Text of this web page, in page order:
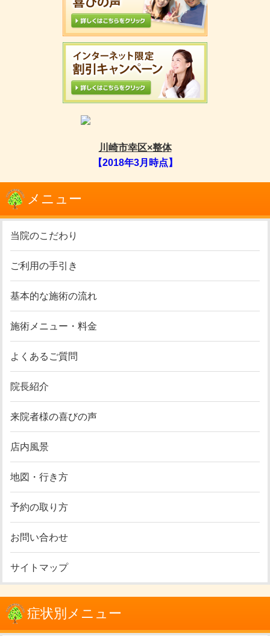
川崎市幸区×整体
【2018年3月時点】
メニュー
当院のこだわり
ご利用の手引き
基本的な施術の流れ
施術メニュー・料金
よくあるご質問
院長紹介
来院者様の喜びの声
店内風景
地図・行き方
予約の取り方
お問い合わせ
サイトマップ
症状別メニュー